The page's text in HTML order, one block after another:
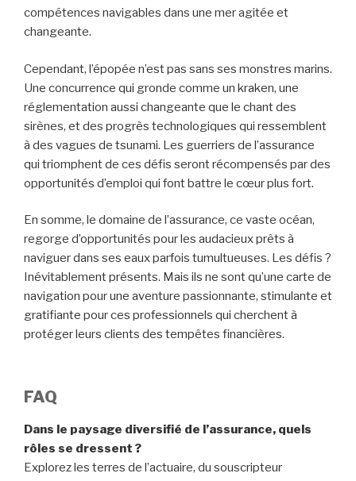
les breloques académiques ne sont que la surface visible
de l’iceberg. Des compétences moins tangibles, mais
communication aussi claire qu’une eau de source, une
résolution de problèmes digne d’un détective, une
gestion de projet précise comme une horloge suisse, et
un esprit d’équipe qui fait chanter en chœur. Ajoutez à
cela une compréhension solide des lois et
réglementations de l’assurance, aussi incontournable que
le nord sur une boussole.
A lire aussi Les métiers de l'audit financier
Et les perspectives d’évolution ? Éblouissantes comme
l’horizon à l’aube. Les certifications professionnelles
peuvent être votre phare dans une mer de visages
anonymes. La formation continue et le perfectionnement
changeante.
Cependant, l’épopée n’est pas sans ses monstres marins.
Une concurrence qui gronde comme un kraken, une
réglementation aussi changeante que le chant des